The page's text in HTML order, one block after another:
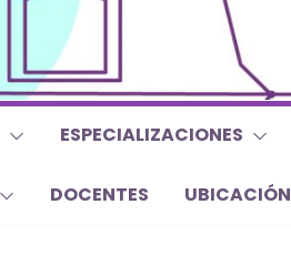
ESPECIALIZACIONES
DOCENTES UBICACIÓN